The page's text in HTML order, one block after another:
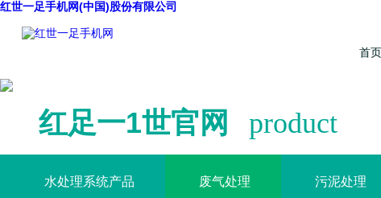
红世一足手机网(中国)股份有限公司
首页
红足一1世官网 product
水处理系统产品 废气处理 污泥处理